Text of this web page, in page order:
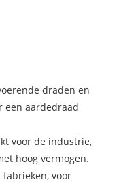
draden en
een aardedraad
voor de industrie,
hoog vermogen.
fabrieken, voor